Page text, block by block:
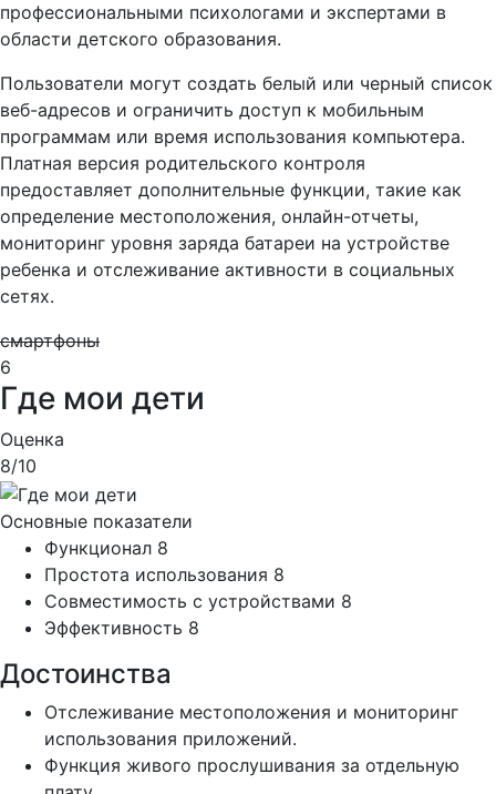
профессиональными психологами и экспертами в
области детского образования.
Пользователи могут создать белый или черный список
веб-адресов и ограничить доступ к мобильным
программам или время использования компьютера.
Платная версия родительского контроля
предоставляет дополнительные функции, такие как
определение местоположения, онлайн-отчеты,
мониторинг уровня заряда батареи на устройстве
ребенка и отслеживание активности в социальных
сетях.
смартфоны
6
Где мои дети
Оценка
8/10
Основные показатели
Функционал 8
Простота использования 8
Совместимость с устройствами 8
Эффективность 8
Достоинства
Отслеживание местоположения и мониторинг
использования приложений.
Функция живого прослушивания за отдельную